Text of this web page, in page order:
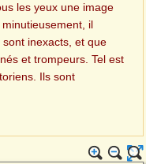
les yeux une image
minutieusement, il
inexacts, et que
et trompeurs. Tel est
Ils sont